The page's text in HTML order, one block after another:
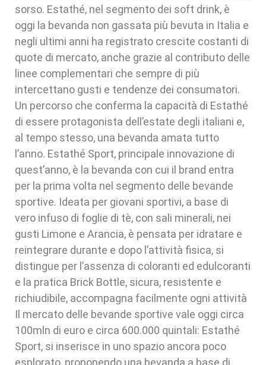
sorso. Estathé, nel segmento dei soft drink, è
oggi la bevanda non gassata più bevuta in Italia e
negli ultimi anni ha registrato crescite costanti di
quote di mercato, anche grazie al contributo delle
linee complementari che sempre di più
intercettano gusti e tendenze dei consumatori.
Un percorso che conferma la capacità di Estathé
di essere protagonista dell’estate degli italiani e,
al tempo stesso, una bevanda amata tutto
l’anno. Estathé Sport, principale innovazione di
quest’anno, è la bevanda con cui il brand entra
per la prima volta nel segmento delle bevande
sportive. Ideata per giovani sportivi, a base di
vero infuso di foglie di tè, con sali minerali, nei
gusti Limone e Arancia, è pensata per idratare e
reintegrare durante e dopo l’attività fisica, si
distingue per l’assenza di coloranti ed edulcoranti
e la pratica Brick Bottle, sicura, resistente e
richiudibile, accompagna facilmente ogni attività
Il mercato delle bevande sportive vale oggi circa
100mln di euro e circa 600.000 quintali: Estathé
Sport, si inserisce in uno spazio ancora poco
esplorato, proponendo una bevanda a base di